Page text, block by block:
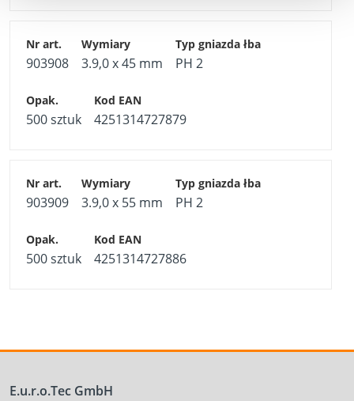
903908 3.9,0 x 45 mm PH 2
500 sztuk 4251314727879
903909 3.9,0 x 55 mm PH 2
500 sztuk 4251314727886
E.u.r.o.Tec GmbH